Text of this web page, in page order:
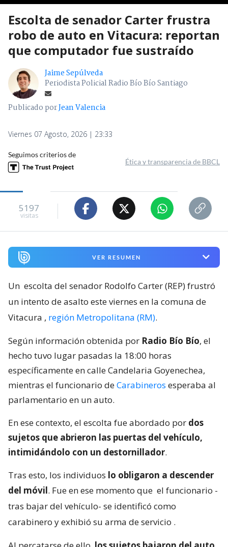
Escolta de senador Carter frustra
robo de auto en Vitacura: reportan
que computador fue sustraído
Jaime Sepúlveda
Periodista Policial Radio Bío Bío Santiago
Publicado porJean Valencia
Viernes 07 Agosto, 2026 | 23:33
Seguimos criterios de
Ética y transparencia de BBCL
5197
visitas
VER RESUMEN
Un escolta del senador Rodolfo Carter (REP) frustró
un intento de asalto este viernes en la comuna de
Vitacura , región Metropolitana (RM).
Según información obtenida por Radio Bío Bío, el
hecho tuvo lugar pasadas la 18:00 horas
específicamente en calle Candelaria Goyenechea,
mientras el funcionario deCarabineros esperaba al
parlamentario en un auto.
En ese contexto, el escolta fue abordado por dos
sujetos que abrieron las puertas del vehículo,
intimidándolo con un destornillador.
Tras esto, los individuos lo obligaron a descender
del móvil. Fue en ese momento que el funcionario -
tras bajar del vehículo- se identificó como
carabinero y exhibió su arma de servicio .